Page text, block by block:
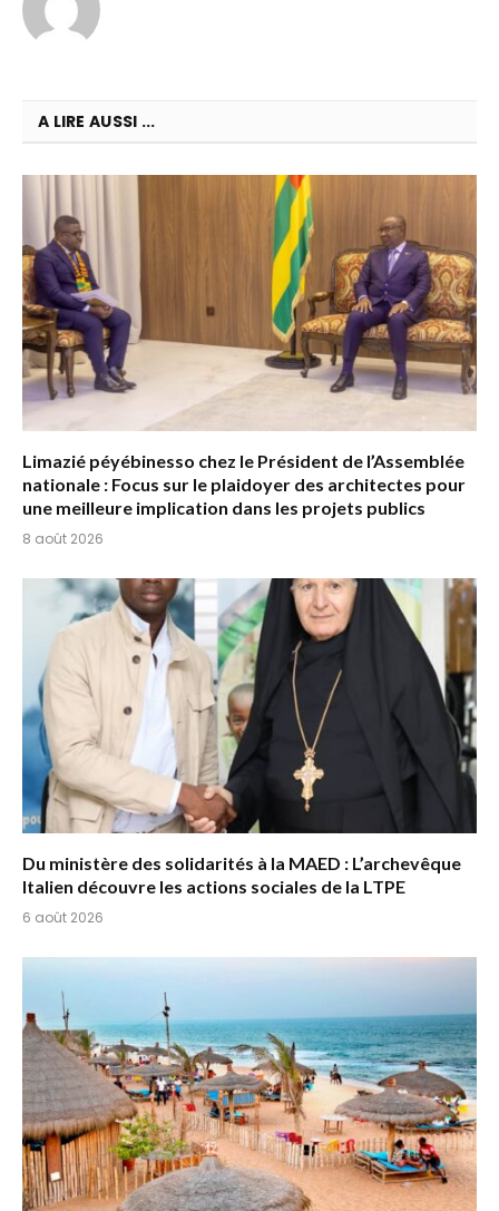
A LIRE AUSSI ...
Limazié péyébinesso chez le Président de l’Assemblée
nationale : Focus sur le plaidoyer des architectes pour
une meilleure implication dans les projets publics
8 août 2026
Du ministère des solidarités à la MAED : L’archevêque
Italien découvre les actions sociales de la LTPE
6 août 2026